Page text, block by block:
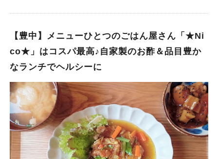
ザ デザート各種 ※日替わりで5～6種類用意されています 秋の万
ディナーを堪能する一日。ステキな秋にしたいですね。 ◆カフェ
＆バイキング「シャガール」（西館１階） ・平日料金 ＜ランチ
円 ＜ディナー＞大人：3700円 小学生：2200円 幼児
（4歳～）：1000円 ※ソフトドリンク飲み放題付き ・営業時間
＜ランチ＞（90分制）11：30～15：00（L.O.14：00） ＜ディ
ナー＞（90分制）17：00～21：00（L.O.20：00） 【開催期
間】11月30日（水）まで 月・火曜日定休日(祝日除く) ※状況に
より、予告なく営業内容等を変更する場合あり。
【豊中】メニューひとつのごはん屋さん「★Ni
co★」はコスパ最高♪自家製のお酢＆品目豊か
なランチでヘルシーに